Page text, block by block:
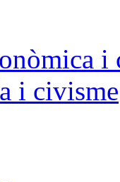
i
i civisme